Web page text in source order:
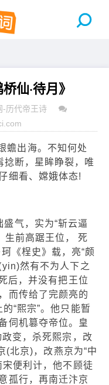
仙·待月》
-历代帝王诗
蟾出海。不知何处
捻断，星眸睁裂，唯
细看、嫦娥体态!
盛气，实为“斩云逼
生前高踞王位， 死
《桯史》载，亮“颇
然有不为人下之
后，并没有把王位
而传给了完颜亮的
“熙宗”。他只能暂
伺机篡夺帝位。皇
变，杀死熙宗，改
(北京)，改燕京为“中
便利计，他不顾徒
孤行，再南迁汴京